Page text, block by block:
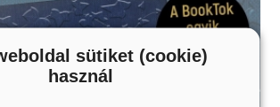
sütiket (cookie)
használ